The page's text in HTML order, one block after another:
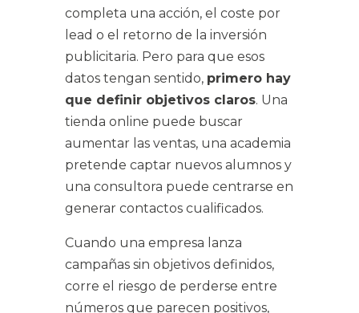
completa una acción, el coste por
lead o el retorno de la inversión
publicitaria. Pero para que esos
datos tengan sentido, primero hay
que definir objetivos claros. Una
tienda online puede buscar
aumentar las ventas, una academia
pretende captar nuevos alumnos y
una consultora puede centrarse en
generar contactos cualificados.
Cuando una empresa lanza
campañas sin objetivos definidos,
corre el riesgo de perderse entre
números que parecen positivos,